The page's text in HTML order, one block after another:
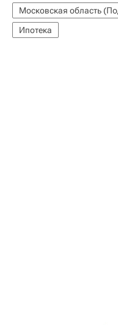
Московская область
Ипотека